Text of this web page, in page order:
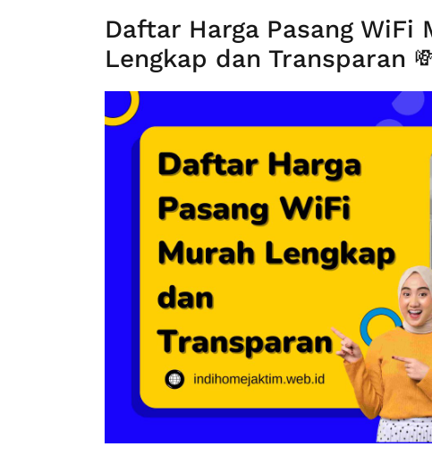
Daftar Harga Pasang WiFi
Lengkap dan Transparan